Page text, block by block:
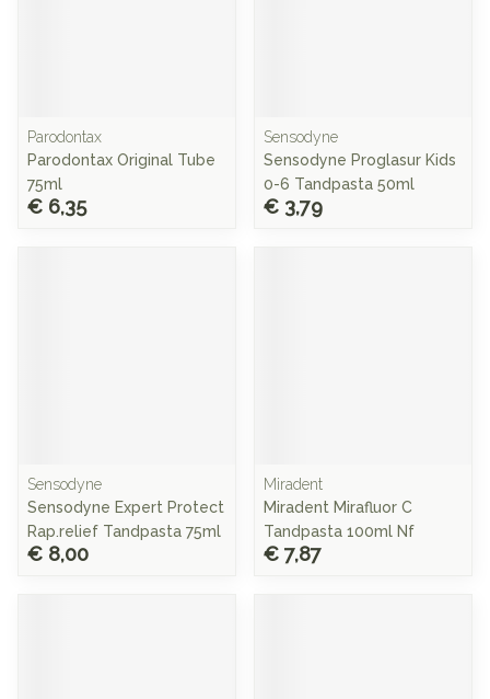
Parodontax
Parodontax Original Tube
75ml
€ 6,35
Sensodyne
Sensodyne Proglasur Kids
0-6 Tandpasta 50ml
€ 3,79
Sensodyne
Sensodyne Expert Protect
Rap.relief Tandpasta 75ml
€ 8,00
Miradent
Miradent Mirafluor C
Tandpasta 100ml Nf
€ 7,87